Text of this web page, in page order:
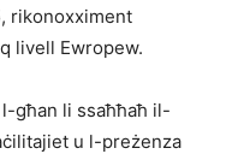
rikonoxximent
livell Ewropew.
l-għan li ssaħħaħ il-
u l-preżenza